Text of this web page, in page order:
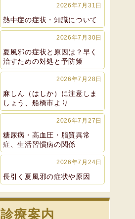
2026年7月31日
熱中症の症状・知識について
2026年7月30日
夏風邪の症状と原因は？早く
治すための対処と予防策
2026年7月28日
麻しん（はしか）に注意しま
しょう、船橋市より
2026年7月27日
糖尿病・高血圧・脂質異常
症、生活習慣病の関係
2026年7月24日
長引く夏風邪の症状や原因
診療案内